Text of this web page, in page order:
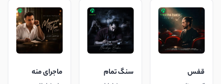
قفس سنگ تمام ماجرای منه